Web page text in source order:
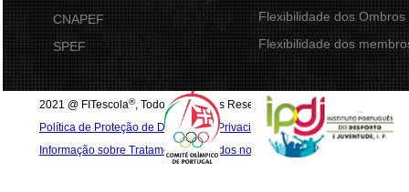
CNAPEF
SPEF
Flexibilidade dos Ombros
Flexibilidade dos
2021 @ FITescola®, Todos os direitos Reservados
Política de Proteção de Dados e de Privacidade
Informação sobre Tratamento de Dados no FITescola®